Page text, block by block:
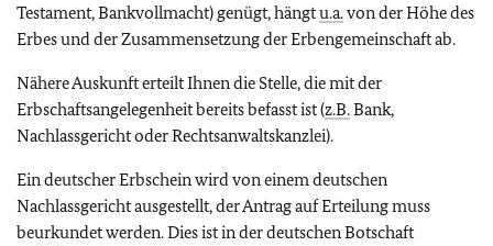
Testament, Bankvollmacht) genügt, hängtu.a.von der Höhe des
Erbes und der Zusammensetzung der Erbengemeinschaft ab.
Nähere Auskunft erteilt Ihnen die Stelle, die mit der
Erbschaftsangelegenheit bereits befasst ist (z.B.Bank,
Nachlassgericht oder Rechtsanwaltskanzlei).
Ein deutscher Erbschein wird von einem deutschen
Nachlassgericht ausgestellt, der Antrag auf Erteilung muss
beurkundet werden. Dies ist in der deutschen Botschaft